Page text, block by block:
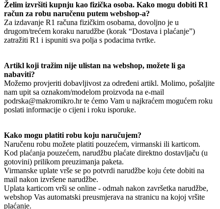
Želim izvršiti kupnju kao fizička osoba. Kako mogu dobiti R1
račun za robu naručenu putem webshop-a?
Za izdavanje R1 računa fizičkim osobama, dovoljno je u
drugom/trećem koraku narudžbe (korak “Dostava i plaćanje”)
zatražiti R1 i ispuniti sva polja s podacima tvrtke.
Artikl koji tražim nije ulistan na webshop, možete li ga
nabaviti?
Možemo provjeriti dobavljivost za određeni artikl. Molimo, pošaljite
nam upit sa oznakom/modelom proizvoda na e-mail
podrska@makromikro.hr te ćemo Vam u najkraćem mogućem roku
poslati informacije o cijeni i roku isporuke.
Kako mogu platiti robu koju naručujem?
Naručenu robu možete platiti pouzećem, virmanski ili karticom.
Kod plaćanja pouzećem, narudžbu plaćate direktno dostavljaču (u
gotovini) prilikom preuzimanja paketa.
Virmanske uplate vrše se po potvrdi narudžbe koju ćete dobiti na
mail nakon izvršene narudžbe.
Uplata karticom vrši se online - odmah nakon završetka narudžbe,
webshop Vas automatski preusmjerava na stranicu na kojoj vršite
plaćanje.